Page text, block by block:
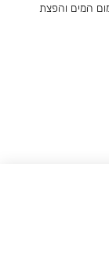
המים והפצת